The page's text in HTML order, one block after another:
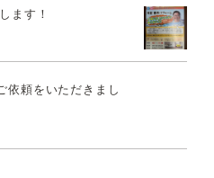
ます！
依頼をいただきまし